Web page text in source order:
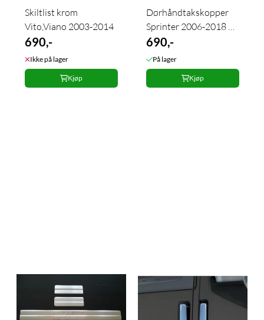
Skiltlist krom
Vito,Viano 2003-2014
690,-
Ikke på lager
Kjøp
Dørhåndtakskopper
Sprinter 2006-2018 4
stk.
690,-
På lager
Kjøp